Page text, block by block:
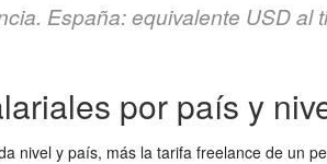
España: equivalente USD al
por país y
nivel y país, más la tarifa freelance de un